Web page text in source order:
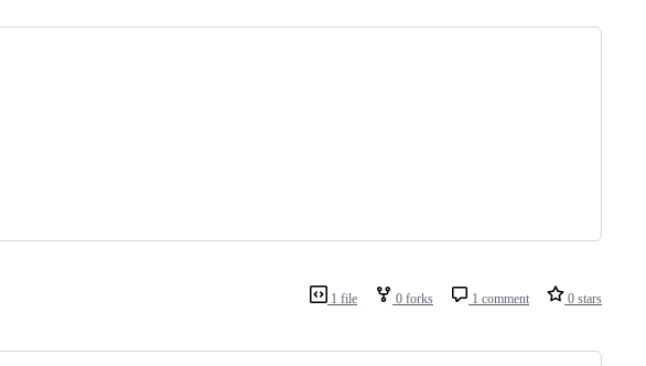
1 file 0 forks 1 comment 0 stars